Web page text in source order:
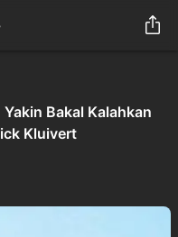
Bakal Kalahkan
Kluivert